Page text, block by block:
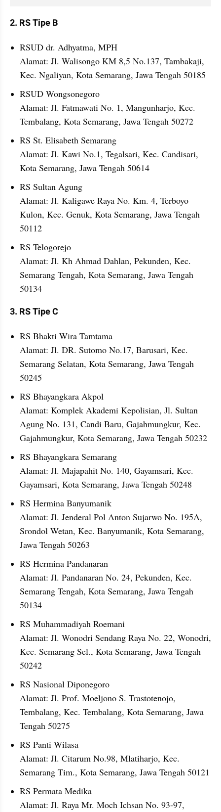
2. RS Tipe B
RSUD dr. Adhyatma, MPH
Alamat: Jl. Walisongo KM 8,5 No.137, Tambakaji,
Kec. Ngaliyan, Kota Semarang, Jawa Tengah 50185
RSUD Wongsonegoro
Alamat: Jl. Fatmawati No. 1, Mangunharjo, Kec.
Tembalang, Kota Semarang, Jawa Tengah 50272
RS St. Elisabeth Semarang
Alamat: Jl. Kawi No.1, Tegalsari, Kec. Candisari,
Kota Semarang, Jawa Tengah 50614
RS Sultan Agung
Alamat: Jl. Kaligawe Raya No. Km. 4, Terboyo
Kulon, Kec. Genuk, Kota Semarang, Jawa Tengah
50112
RS Telogorejo
Alamat: Jl. Kh Ahmad Dahlan, Pekunden, Kec.
Semarang Tengah, Kota Semarang, Jawa Tengah
50134
3. RS Tipe C
RS Bhakti Wira Tamtama
Alamat: Jl. DR. Sutomo No.17, Barusari, Kec.
Semarang Selatan, Kota Semarang, Jawa Tengah
50245
RS Bhayangkara Akpol
Alamat: Komplek Akademi Kepolisian, Jl. Sultan
Agung No. 131, Candi Baru, Gajahmungkur, Kec.
Gajahmungkur, Kota Semarang, Jawa Tengah 50232
RS Bhayangkara Semarang
Alamat: Jl. Majapahit No. 140, Gayamsari, Kec.
Gayamsari, Kota Semarang, Jawa Tengah 50248
RS Hermina Banyumanik
Alamat: Jl. Jenderal Pol Anton Sujarwo No. 195A,
Srondol Wetan, Kec. Banyumanik, Kota Semarang,
Jawa Tengah 50263
RS Hermina Pandanaran
Alamat: Jl. Pandanaran No. 24, Pekunden, Kec.
Semarang Tengah, Kota Semarang, Jawa Tengah
50134
RS Muhammadiyah Roemani
Alamat: Jl. Wonodri Sendang Raya No. 22, Wonodri,
Kec. Semarang Sel., Kota Semarang, Jawa Tengah
50242
RS Nasional Diponegoro
Alamat: Jl. Prof. Moeljono S. Trastotenojo,
Tembalang, Kec. Tembalang, Kota Semarang, Jawa
Tengah 50275
RS Panti Wilasa
Alamat: Jl. Citarum No.98, Mlatiharjo, Kec.
Semarang Tim., Kota Semarang, Jawa Tengah 50121
RS Permata Medika
Alamat: Jl. Raya Mr. Moch Ichsan No. 93-97,